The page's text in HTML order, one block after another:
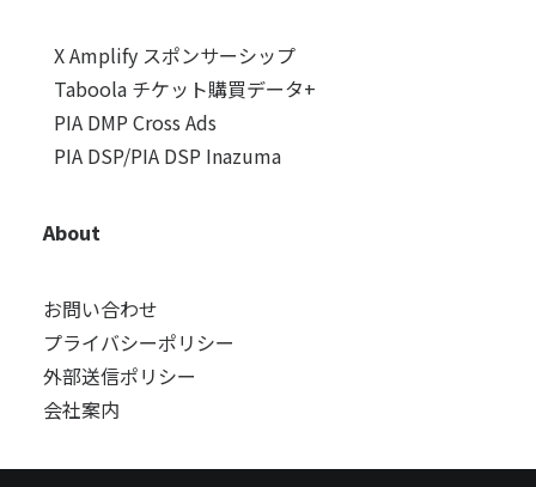
X Amplify スポンサーシップ
Taboola チケット購買データ+
PIA DMP Cross Ads
PIA DSP/PIA DSP Inazuma
About
お問い合わせ
プライバシーポリシー
外部送信ポリシー
会社案内